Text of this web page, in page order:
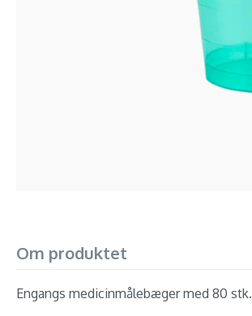
Om produktet
Engangs medicinmålebæger med 80 stk.